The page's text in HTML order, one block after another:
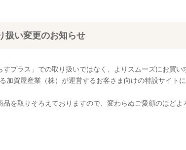
扱い変更のお知らせ
すプラス」での取り扱いではなく、よりスムーズにお買い
加賀屋産業（株）が運営するお客さま向けの特設サイト
を取りそろえておりますので、変わらぬご愛顧のほどよ